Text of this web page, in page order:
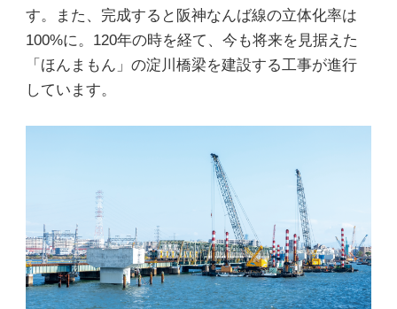
す。また、完成すると阪神なんば線の立体化率は
100%に。120年の時を経て、今も将来を見据えた
「ほんまもん」の淀川橋梁を建設する工事が進行
しています。